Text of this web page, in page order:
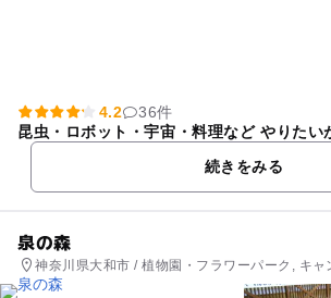
4.2
36件
昆虫・ロボット・宇宙・料理など やりたい
続きをみる
泉の森
神奈川県大和市 / 植物園・フラワーパーク, キャ